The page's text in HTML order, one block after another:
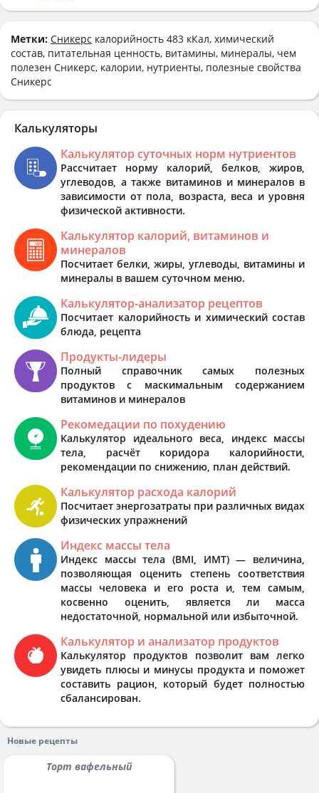
Метки: Сникерс калорийность 483 кКал, химический
состав, питательная ценность, витамины, минералы, чем
полезен Сникерс, калории, нутриенты, полезные свойства
Сникерс
Калькуляторы
Калькулятор суточных норм нутриентов
Рассчитает норму калорий, белков, жиров,
углеводов, а также витаминов и минералов в
зависимости от пола, возраста, веса и уровня
физической активности.
Калькулятор калорий, витаминов и
минералов
Посчитает белки, жиры, углеводы, витамины и
минералы в вашем суточном меню.
Калькулятор-анализатор рецептов
Посчитает калорийность и химический состав
блюда, рецепта
Продукты-лидеры
Полный справочник самых полезных
продуктов с маскимальным содержанием
витаминов и минералов
Рекомедации по похудению
Калькулятор идеального веса, индекс массы
тела, расчёт коридора калорийности,
рекомендации по снижению, план действий.
Калькулятор расхода калорий
Посчитает энергозатраты при различных видах
физических упражнений
Индекс массы тела
Индекс массы тела (BMI, ИМТ) — величина,
позволяющая оценить степень соответствия
массы человека и его роста и, тем самым,
косвенно оценить, является ли масса
недостаточной, нормальной или избыточной.
Калькулятор и анализатор продуктов
Калькулятор продуктов позволит вам легко
увидеть плюсы и минусы продукта и поможет
составить рацион, который будет полностью
сбалансирован.
Новые рецепты
Торт вафельный